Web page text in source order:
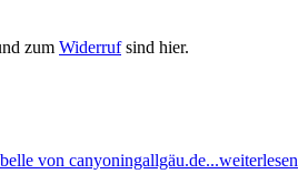
zum Widerrufsind hier.
von canyoningallgäu.de...weiterlesen